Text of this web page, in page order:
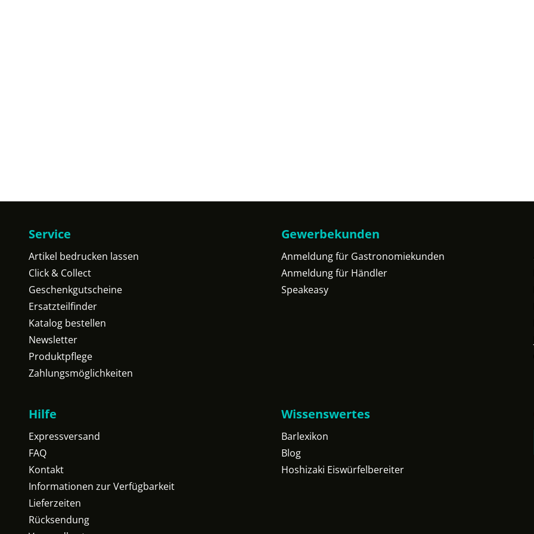
Service
Artikel bedrucken lassen
Click & Collect
Geschenkgutscheine
Ersatzteilfinder
Katalog bestellen
Newsletter
Produktpflege
Zahlungsmöglichkeiten
Gewerbekunden
Anmeldung für Gastronomiekunden
Anmeldung für Händler
Speakeasy
Hilfe
Expressversand
FAQ
Kontakt
Informationen zur Verfügbarkeit
Lieferzeiten
Rücksendung
Wissenswertes
Barlexikon
Blog
Hoshizaki Eiswürfelbereiter